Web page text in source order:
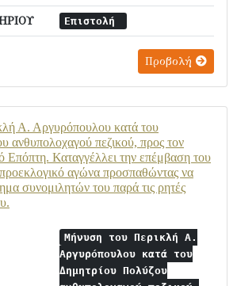
Επιστολή
Προβολή
Α. Αργυρόπουλου κατά του
ανθυπολοχαγού πεζικού, προς τον
Επόπτη. Καταγγέλλει την επέμβαση του
αγώνα προσπαθώντας να
συνομιλητών του παρά τις ρητές
Μήνυση του Περικλή Α.
Αργυρόπουλου κατά του
Δημητρίου Πολύζου